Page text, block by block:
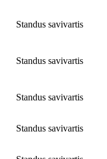
Standus savivartis
Standus savivartis
Standus savivartis
Standus savivartis